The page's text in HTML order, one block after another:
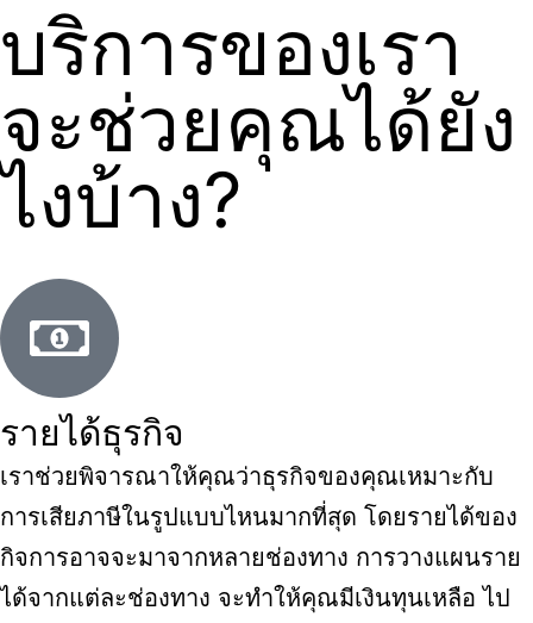
บริการของเรา
จะช่วยคุณได้ยัง
ไงบ้าง?
รายได้ธุรกิจ
เราช่วยพิจารณาให้คุณว่าธุรกิจของคุณเหมาะกับ
การเสียภาษีในรูปแบบไหนมากที่สุด โดยรายได้ของ
กิจการอาจจะมาจากหลายช่องทาง การวางแผนราย
ได้จากแต่ละช่องทาง จะทำให้คุณมีเงินทุนเหลือ ไป